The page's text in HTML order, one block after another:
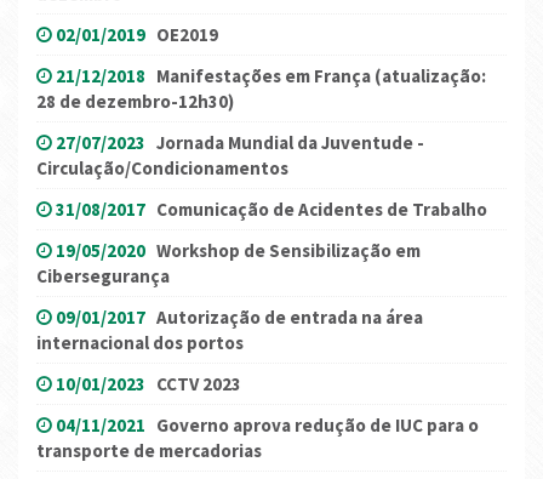
02/01/2019 OE2019
21/12/2018 Manifestações em França (atualização:
28 de dezembro-12h30)
27/07/2023 Jornada Mundial da Juventude -
Circulação/Condicionamentos
31/08/2017 Comunicação de Acidentes de Trabalho
19/05/2020 Workshop de Sensibilização em
Cibersegurança
09/01/2017 Autorização de entrada na área
internacional dos portos
10/01/2023 CCTV 2023
04/11/2021 Governo aprova redução de IUC para o
transporte de mercadorias